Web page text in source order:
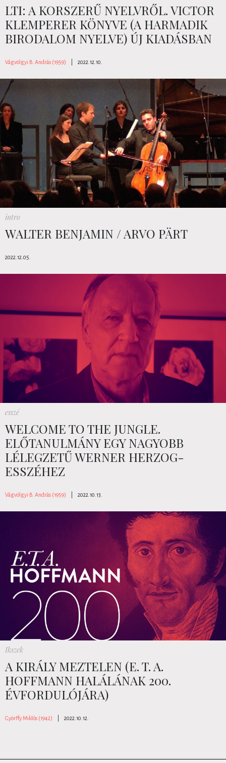
LTI: A KORSZERŰ NYELVRŐL. VICTOR
KLEMPERER KÖNYVE (A HARMADIK
BIRODALOM NYELVE) ÚJ KIADÁSBAN
Vágvölgyi B. András (1959) 2022.12.10.
intro
WALTER BENJAMIN / ARVO PÄRT
2022.12.05.
esszé
WELCOME TO THE JUNGLE.
ELŐTANULMÁNY EGY NAGYOBB
LÉLEGZETŰ WERNER HERZOG-
ESSZÉHEZ
Vágvölgyi B. András (1959) 2022.10.13.
Ikszek
A KIRÁLY MEZTELEN (E. T. A.
HOFFMANN HALÁLÁNAK 200.
ÉVFORDULÓJÁRA)
Györffy Miklós (1942) 2022.10.12.